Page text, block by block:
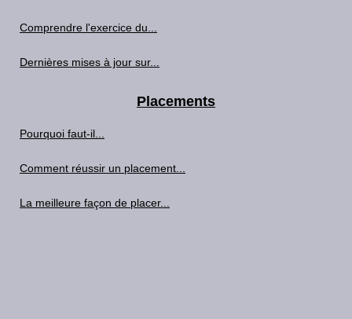
Comprendre l'exercice du...
Dernières mises à jour sur...
Placements
Pourquoi faut-il...
Comment réussir un placement...
La meilleure façon de placer...